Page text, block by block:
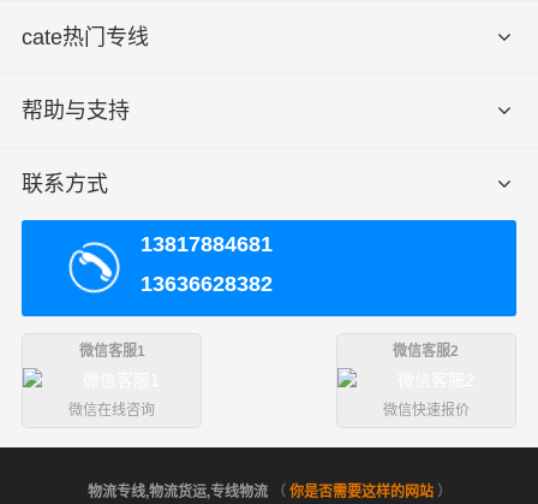
cate热门专线
帮助与支持
联系方式
13817884681
13636628382
微信客服1
微信在线咨询
微信客服2
微信快速报价
物流专线,物流货运,专线物流（ 你是否需要这样的网站）